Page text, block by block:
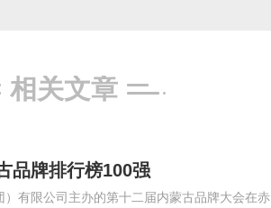
相关文章
品牌排行榜100强
有限公司主办的第十二届内蒙古品牌大会在赤